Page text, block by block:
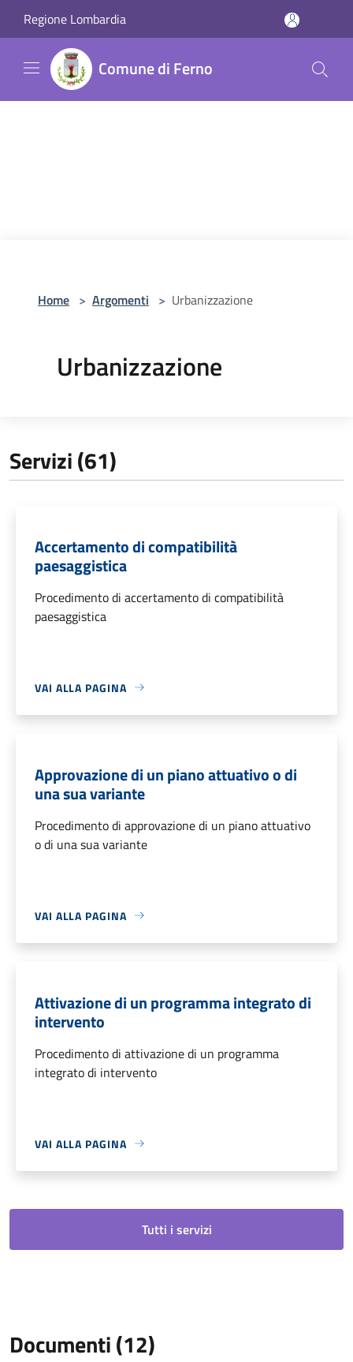
Regione Lombardia
Comune di Ferno
Home > Argomenti > Urbanizzazione
Urbanizzazione
Servizi (61)
Accertamento di compatibilità
paesaggistica
Procedimento di accertamento di compatibilità
paesaggistica
VAI ALLA PAGINA
Approvazione di un piano attuativo o di
una sua variante
Procedimento di approvazione di un piano attuativo
o di una sua variante
VAI ALLA PAGINA
Attivazione di un programma integrato di
intervento
Procedimento di attivazione di un programma
integrato di intervento
VAI ALLA PAGINA
Tutti i servizi
Documenti (12)